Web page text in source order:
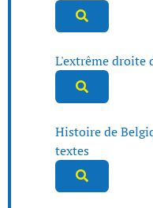
L'extrême droite
Histoire de
textes